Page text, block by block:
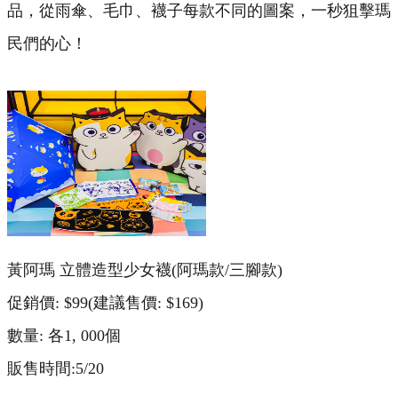
品，從雨傘、毛巾、襪子每款不同的圖案，一秒狙擊瑪
民們的心！
黃阿瑪 立體造型少女襪(阿瑪款/三腳款)
促銷價: $99(建議售價: $169)
數量: 各1, 000個
販售時間:5/20